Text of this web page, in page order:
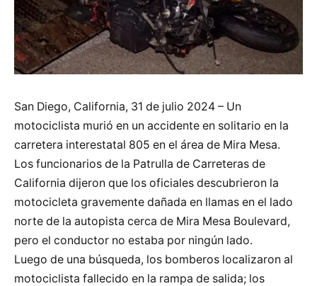
San Diego, California, 31 de julio 2024 – Un
motociclista murió en un accidente en solitario en la
carretera interestatal 805 en el área de Mira Mesa.
Los funcionarios de la Patrulla de Carreteras de
California dijeron que los oficiales descubrieron la
motocicleta gravemente dañada en llamas en el lado
norte de la autopista cerca de Mira Mesa Boulevard,
pero el conductor no estaba por ningún lado.
Luego de una búsqueda, los bomberos localizaron al
motociclista fallecido en la rampa de salida; los